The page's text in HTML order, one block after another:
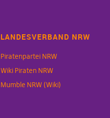
LANDESVERBAND NRW
Piratenpartei NRW
Wiki Piraten NRW
Mumble NRW (Wiki)